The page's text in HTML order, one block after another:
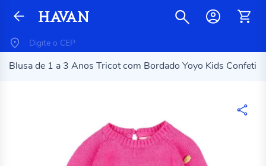
Blusa de 1 a 3 Anos Tricot com Bordado Yoyo Kids Confeti